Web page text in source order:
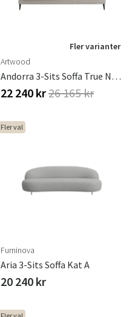
Fler varianter
Artwood
Andorra 3-Sits Soffa True Nature
22 240 kr26 165 kr
Fler val
Furninova
Aria 3-Sits Soffa Kat A
20 240 kr